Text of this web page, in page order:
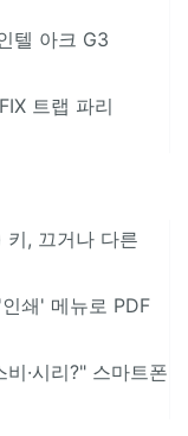
텔 아크 G3
트랩 파리
, 끄거나 다른
쇄' 메뉴로 PDF
·시리?" 스마트폰